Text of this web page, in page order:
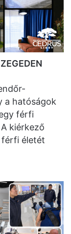
a hatóságok
férfi
kiérkező
férfi életét